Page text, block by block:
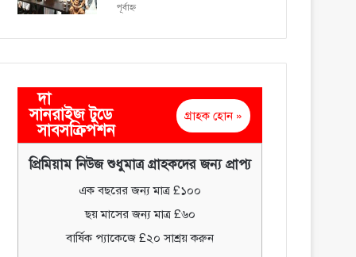
পূর্বাহ্ণ
দা
সানরাইজ টুডে
সাবসক্রিপশন
গ্রাহক হোন »
প্রিমিয়াম নিউজ শুধুমাত্র গ্রাহকদের জন্য প্রাপ্য
এক বছরের জন্য মাত্র £১০০
ছয় মাসের জন্য মাত্র £৬০
বার্ষিক প্যাকেজে £২০ সাশ্রয় করুন